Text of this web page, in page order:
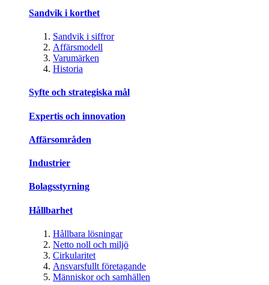
Sandvik i korthet
Sandvik i siffror
Affärsmodell
Varumärken
Historia
Syfte och strategiska mål
Expertis och innovation
Affärsområden
Industrier
Bolagsstyrning
Hållbarhet
Hållbara lösningar
Netto noll och miljö
Cirkularitet
Ansvarsfullt företagande
Människor och samhällen